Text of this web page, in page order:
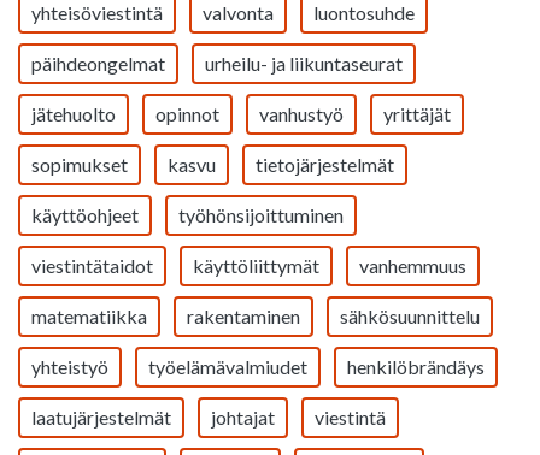
yhteisöviestintä valvonta luontosuhde
päihdeongelmat urheilu- ja liikuntaseurat
jätehuolto opinnot vanhustyö yrittäjät
sopimukset kasvu tietojärjestelmät
käyttöohjeet työhönsijoittuminen
viestintätaidot käyttöliittymät vanhemmuus
matematiikka rakentaminen sähkösuunnittelu
yhteistyö työelämävalmiudet henkilöbrändäys
laatujärjestelmät johtajat viestintä